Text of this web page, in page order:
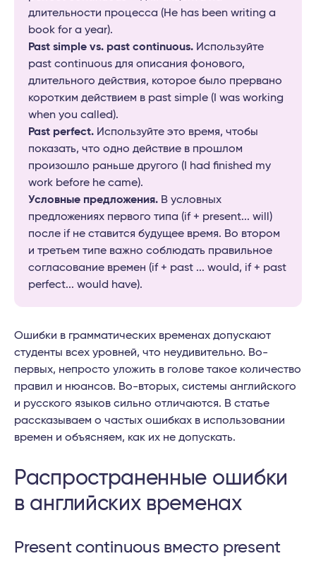
длительности процесса (He has been writing a
book for a year).
Past simple vs. past continuous. Используйте
past continuous для описания фонового,
длительного действия, которое было прервано
коротким действием в past simple (I was working
when you called).
Past perfect. Используйте это время, чтобы
показать, что одно действие в прошлом
произошло раньше другого (I had finished my
work before he came).
Условные предложения. В условных
предложениях первого типа (if + present... will)
после if не ставится будущее время. Во втором
и третьем типе важно соблюдать правильное
согласование времен (if + past ... would, if + past
perfect... would have).
Ошибки в грамматических временах допускают
студенты всех уровней, что неудивительно. Во-
первых, непросто уложить в голове такое количество
правил и нюансов. Во-вторых, системы английского
и русского языков сильно отличаются. В статье
рассказываем о частых ошибках в использовании
времен и объясняем, как их не допускать.
Распространенные ошибки
в английских временах
Present continuous вместо present